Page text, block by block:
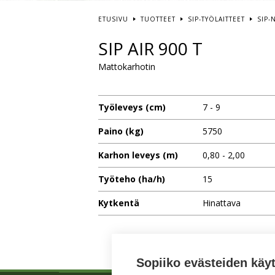
ETUSIVU TUOTTEET SIP-TYÖLAITTEET SIP-
SIP AIR 900 T
Mattokarhotin
Työleveys (cm) 7 - 9
Paino (kg) 5750
Karhon leveys (m) 0,80 - 2,00
Työteho (ha/h) 15
Kytkentä Hinattava
Sopiiko evästeiden